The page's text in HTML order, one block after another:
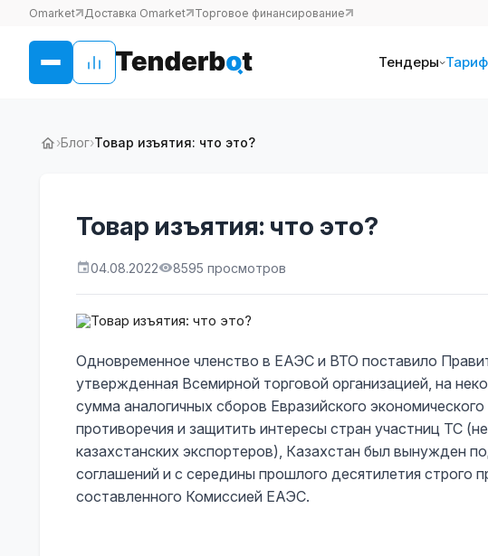
Omarket Доставка Omarket Торговое финансирование
Тендеры
›Блог›Товар изъятия: что это?
Товар изъятия: что это?
04.08.2022 8595 просмотров
Одновременное членство в ЕАЭС и ВТО поставило
утвержденная Всемирной торговой организацией, на
сумма аналогичных сборов Евразийского
противоречия и защитить интересы стран участниц ТС
казахстанских экспортеров), Казахстан был вынужден
соглашений и с середины прошлого десятилетия строго
составленного Комиссией ЕАЭС.